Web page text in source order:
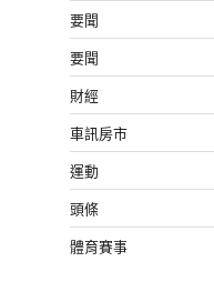
要聞
要聞
財經
車訊房市
運動
頭條
體育賽事